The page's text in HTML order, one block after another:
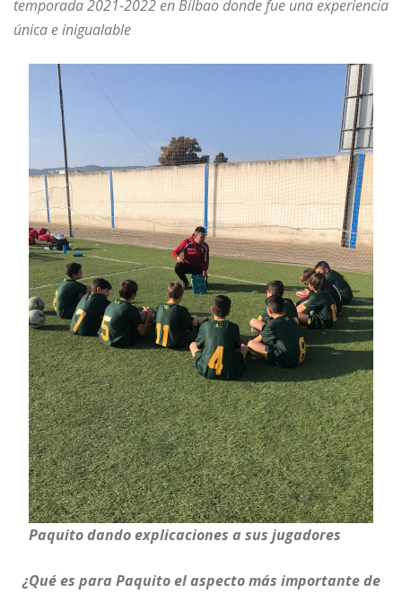
temporada 2021-2022 en Bilbao donde fue una experiencia
única e inigualable
Paquito dando explicaciones a sus jugadores
¿Qué es para Paquito el aspecto más importante de